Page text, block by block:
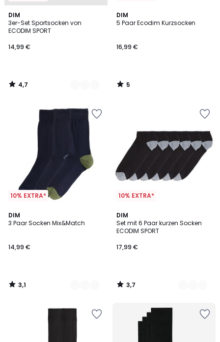
DIM
3er-Set Sportsocken von
ECODIM SPORT
14,99 €
4,7
/ 5
3
Farben
4,7
/
DIM
5 Paar Ecodim Kurzsocken
16,99 €
5
/
5
/
10% EXTRA*
DIM
3 Paar Socken Mix&Match
14,99 €
3,1
/
2
Farben
3,1
/
10% EXTRA*
DIM
Set mit 6 Paar kurzen Socken
ECODIM SPORT
17,99 €
3,7
/ 5
2
Farben
3,7
/